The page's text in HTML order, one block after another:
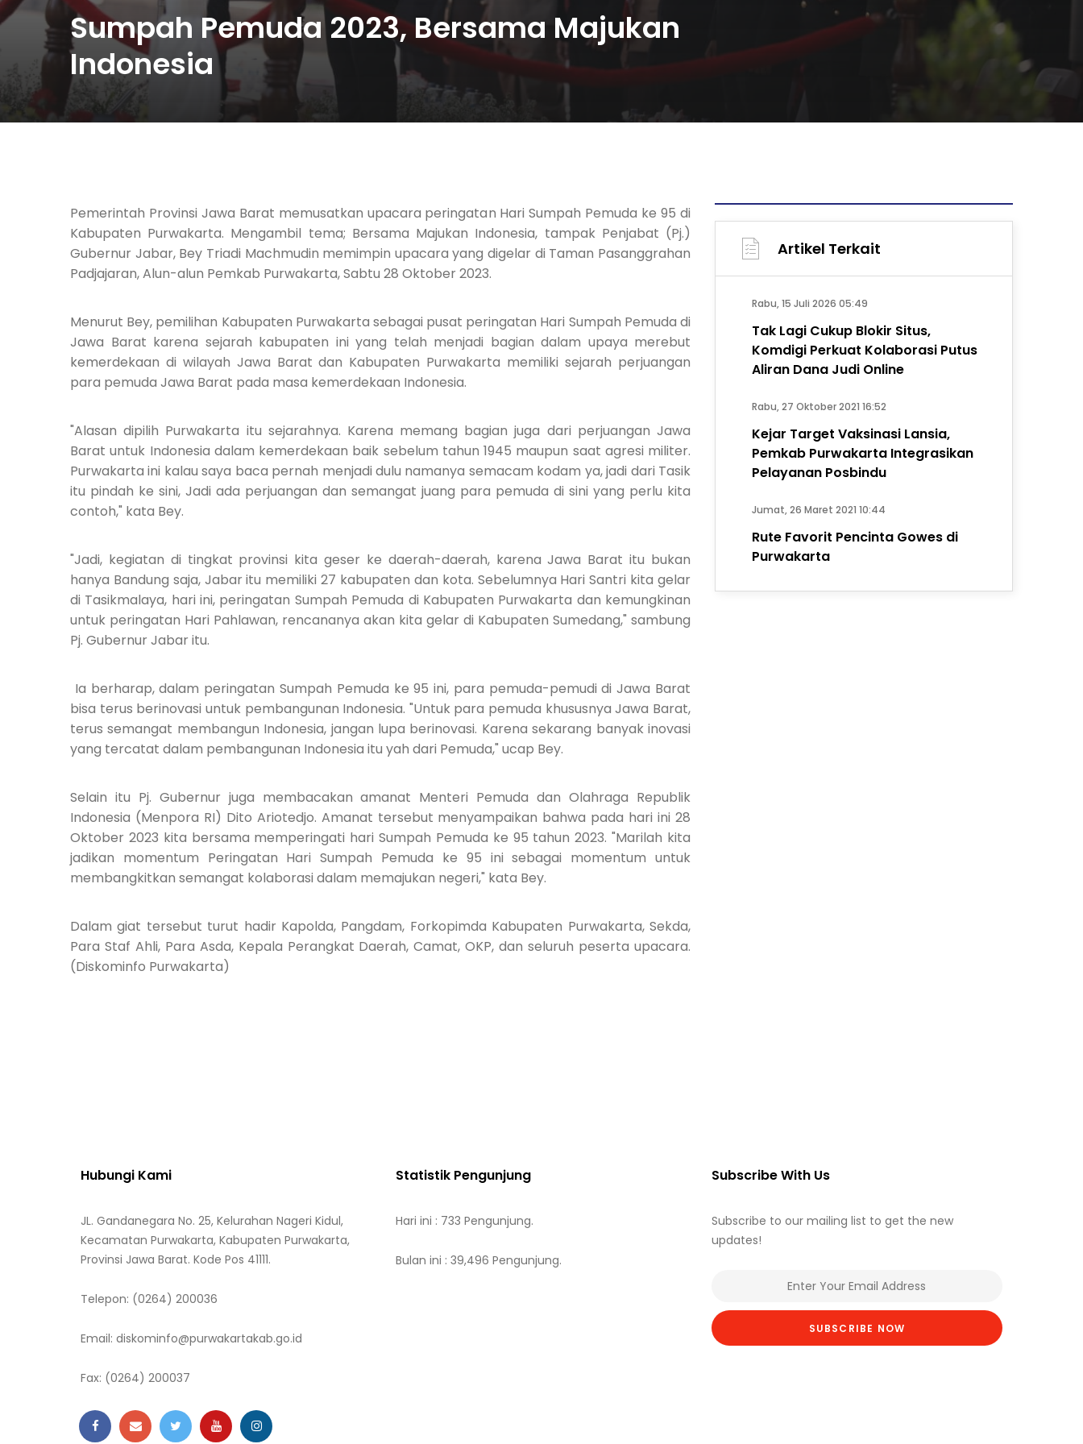
Sumpah Pemuda 2023, Bersama Majukan
Indonesia
Pemerintah Provinsi Jawa Barat memusatkan upacara peringatan Hari Sumpah Pemuda ke 95 di
Kabupaten Purwakarta. Mengambil tema; Bersama Majukan Indonesia, tampak Penjabat (Pj.)
Gubernur Jabar, Bey Triadi Machmudin memimpin upacara yang digelar di Taman Pasanggrahan
Padjajaran, Alun-alun Pemkab Purwakarta, Sabtu 28 Oktober 2023.
Menurut Bey, pemilihan Kabupaten Purwakarta sebagai pusat peringatan Hari Sumpah Pemuda di
Jawa Barat karena sejarah kabupaten ini yang telah menjadi bagian dalam upaya merebut
kemerdekaan di wilayah Jawa Barat dan Kabupaten Purwakarta memiliki sejarah perjuangan
para pemuda Jawa Barat pada masa kemerdekaan Indonesia.
"Alasan dipilih Purwakarta itu sejarahnya. Karena memang bagian juga dari perjuangan Jawa
Barat untuk Indonesia dalam kemerdekaan baik sebelum tahun 1945 maupun saat agresi militer.
Purwakarta ini kalau saya baca pernah menjadi dulu namanya semacam kodam ya, jadi dari Tasik
itu pindah ke sini, Jadi ada perjuangan dan semangat juang para pemuda di sini yang perlu kita
contoh," kata Bey.
"Jadi, kegiatan di tingkat provinsi kita geser ke daerah-daerah, karena Jawa Barat itu bukan
hanya Bandung saja, Jabar itu memiliki 27 kabupaten dan kota. Sebelumnya Hari Santri kita gelar
di Tasikmalaya, hari ini, peringatan Sumpah Pemuda di Kabupaten Purwakarta dan kemungkinan
untuk peringatan Hari Pahlawan, rencananya akan kita gelar di Kabupaten Sumedang," sambung
Pj. Gubernur Jabar itu.
Ia berharap, dalam peringatan Sumpah Pemuda ke 95 ini, para pemuda-pemudi di Jawa Barat
bisa terus berinovasi untuk pembangunan Indonesia. "Untuk para pemuda khususnya Jawa Barat,
terus semangat membangun Indonesia, jangan lupa berinovasi. Karena sekarang banyak inovasi
yang tercatat dalam pembangunan Indonesia itu yah dari Pemuda," ucap Bey.
Selain itu Pj. Gubernur juga membacakan amanat Menteri Pemuda dan Olahraga Republik
Indonesia (Menpora RI) Dito Ariotedjo. Amanat tersebut menyampaikan bahwa pada hari ini 28
Oktober 2023 kita bersama memperingati hari Sumpah Pemuda ke 95 tahun 2023. "Marilah kita
jadikan momentum Peringatan Hari Sumpah Pemuda ke 95 ini sebagai momentum untuk
membangkitkan semangat kolaborasi dalam memajukan negeri," kata Bey.
Dalam giat tersebut turut hadir Kapolda, Pangdam, Forkopimda Kabupaten Purwakarta, Sekda,
Para Staf Ahli, Para Asda, Kepala Perangkat Daerah, Camat, OKP, dan seluruh peserta upacara.
(Diskominfo Purwakarta)
Artikel Terkait
Rabu, 15 Juli 2026 05:49
Tak Lagi Cukup Blokir Situs,
Komdigi Perkuat Kolaborasi Putus
Aliran Dana Judi Online
Rabu, 27 Oktober 2021 16:52
Kejar Target Vaksinasi Lansia,
Pemkab Purwakarta Integrasikan
Pelayanan Posbindu
Jumat, 26 Maret 2021 10:44
Rute Favorit Pencinta Gowes di
Purwakarta
Hubungi Kami
JL. Gandanegara No. 25, Kelurahan Nageri Kidul,
Kecamatan Purwakarta, Kabupaten Purwakarta,
Provinsi Jawa Barat. Kode Pos 41111.
Telepon: (0264) 200036
Email: diskominfo@purwakartakab.go.id
Fax: (0264) 200037
Statistik Pengunjung
Hari ini : 733 Pengunjung.
Bulan ini : 39,496 Pengunjung.
Subscribe With Us
Subscribe to our mailing list to get the new
updates!
SUBSCRIBE NOW